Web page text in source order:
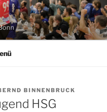
BINNENBRUCK
HSG